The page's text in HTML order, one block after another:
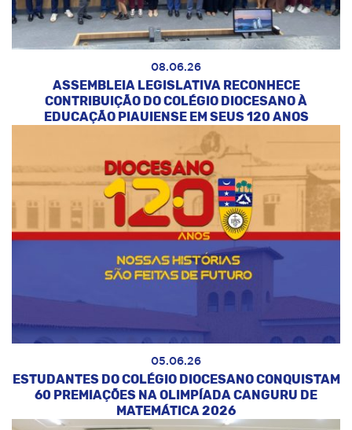
08.06.26
ASSEMBLEIA LEGISLATIVA RECONHECE
CONTRIBUIÇÃO DO COLÉGIO DIOCESANO À
EDUCAÇÃO PIAUIENSE EM SEUS 120 ANOS
05.06.26
ESTUDANTES DO COLÉGIO DIOCESANO CONQUISTAM
60 PREMIAÇÕES NA OLIMPÍADA CANGURU DE
MATEMÁTICA 2026